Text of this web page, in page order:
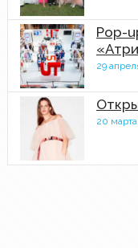
Pop-
29
20